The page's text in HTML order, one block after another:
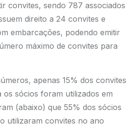
convites, sendo 787 associados
direito a 24 convites e
embarcações, podendo emitir
máximo de convites para
apenas 15% dos convites
os sócios foram utilizados em
(abaixo) que 55% dos sócios
utilizaram convites no ano